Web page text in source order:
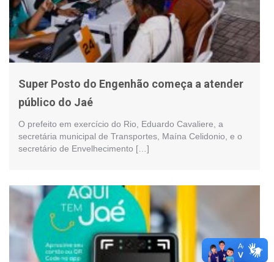
Super Posto do Engenhão começa a atender
público do Jaé
O prefeito em exercício do Rio, Eduardo Cavaliere, a
secretária municipal de Transportes, Maína Celidonio, e o
secretário de Envelhecimento […]